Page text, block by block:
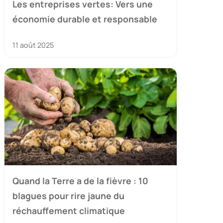
Les entreprises vertes: Vers une
économie durable et responsable
11 août 2025
Quand la Terre a de la fièvre : 10
blagues pour rire jaune du
réchauffement climatique